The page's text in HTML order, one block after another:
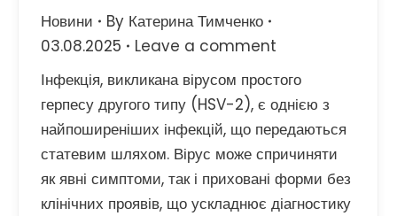
Новини By Катерина Тимченко
03.08.2025
Leave a comment
Інфекція, викликана вірусом простого
герпесу другого типу (HSV-2), є однією з
найпоширеніших інфекцій, що передаються
статевим шляхом. Вірус може спричиняти
як явні симптоми, так і приховані форми без
клінічних проявів, що ускладнює діагностику